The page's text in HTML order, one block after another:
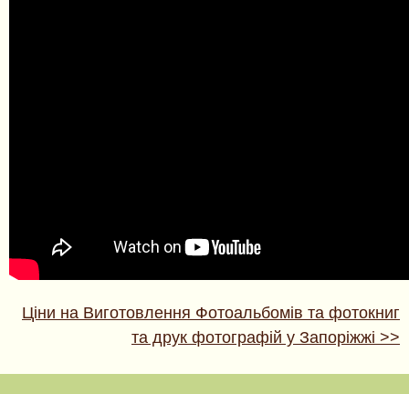
Ціни на Виготовлення Фотоальбомів та фотокниг
та друк фотографій у Запоріжжі >>